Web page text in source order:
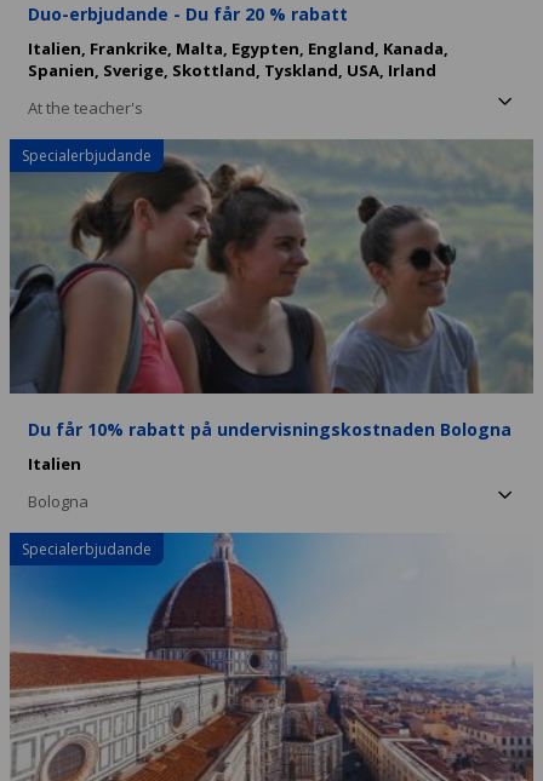
Duo-erbjudande - Du får 20 % rabatt
Italien, Frankrike, Malta, Egypten, England, Kanada,
Spanien, Sverige, Skottland, Tyskland, USA, Irland
At the teacher's
Specialerbjudande
Du får 10% rabatt på undervisningskostnaden Bologna
Italien
Bologna
Specialerbjudande